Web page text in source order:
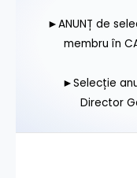
►ANUNȚ de
membru în
►Selecție
Director